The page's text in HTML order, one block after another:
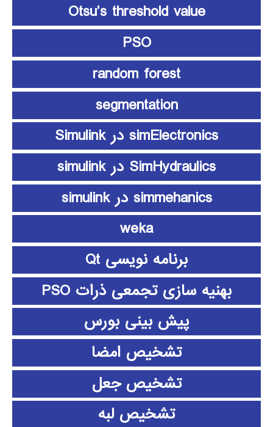
Otsu’s threshold value
PSO
random forest
segmentation
simElectronics در Simulink
SimHydraulics در simulink
simmehanics در simulink
weka
برنامه نویسی Qt
بهنیه سازی تجمعی ذرات PSO
پیش بینی بورس
تشخیص امضا
تشخیص جعل
تشخیص لبه